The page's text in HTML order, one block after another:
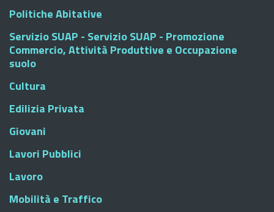
Politiche Abitative
Servizio SUAP - Servizio SUAP - Promozione
Commercio, Attività Produttive e Occupazione
suolo
Cultura
Edilizia Privata
Giovani
Lavori Pubblici
Lavoro
Mobilità e Traffico